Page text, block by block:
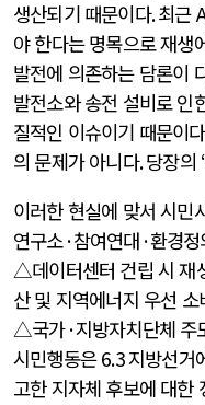
생산되기 때문이다.최근
야 한다는 명목으로 재생
발전에 의존하는 담론이
발전소와 송전 설비로 인
질적인 이슈이기 때문이다
의 문제가 아니다.당장의 ‘
이러한 현실에 맞서 시민
연구소·참여연대 ·환경
△데이터센터 건립 시 재
산 및 지역에너지 우선
△국가·지방자치단체 주
시민행동은6.3지방선거
고한 지자체 후보에 대